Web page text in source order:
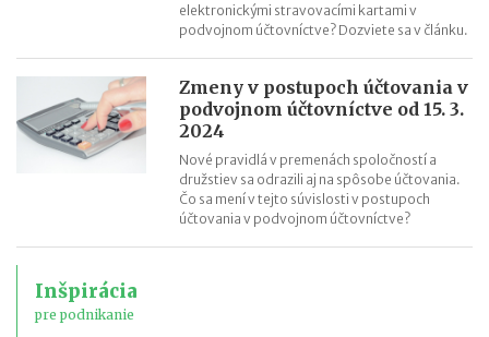
elektronickými stravovacími kartami v
podvojnom účtovníctve? Dozviete sa v článku.
Zmeny v postupoch účtovania v
podvojnom účtovníctve od 15. 3.
2024
Nové pravidlá v premenách spoločností a
družstiev sa odrazili aj na spôsobe účtovania.
Čo sa mení v tejto súvislosti v postupoch
účtovania v podvojnom účtovníctve?
Inšpirácia
pre podnikanie